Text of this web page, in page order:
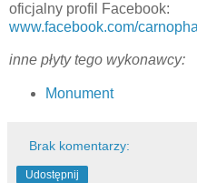
oficjalny profil Facebook:
www.facebook.com/
inne płyty tego wykonawcy:
Monument
Brak komentarzy:
Udostępnij